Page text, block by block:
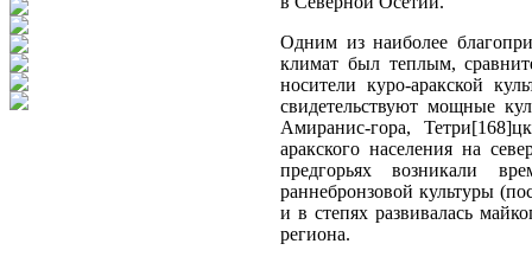
Одним из наиболее
климат был теплым,
носители куро-аракской
свидетельствуют мощные
Амиранис-гора,
аракского населения на
предгорьях возникали
раннебронзовой культуры
и в степях развивалась
региона.